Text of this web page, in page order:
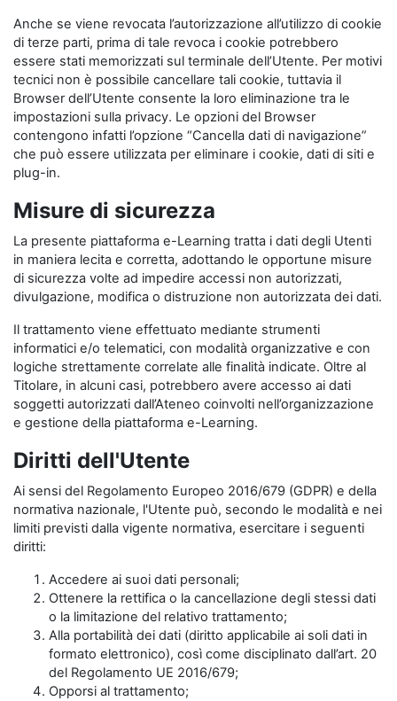
Anche se viene revocata l’autorizzazione all’utilizzo di cookie
di terze parti, prima di tale revoca i cookie potrebbero
essere stati memorizzati sul terminale dell’Utente. Per motivi
tecnici non è possibile cancellare tali cookie, tuttavia il
Browser dell’Utente consente la loro eliminazione tra le
impostazioni sulla privacy. Le opzioni del Browser
contengono infatti l’opzione “Cancella dati di navigazione”
che può essere utilizzata per eliminare i cookie, dati di siti e
plug-in.
Misure di sicurezza
La presente piattaforma e-Learning tratta i dati degli Utenti
in maniera lecita e corretta, adottando le opportune misure
di sicurezza volte ad impedire accessi non autorizzati,
divulgazione, modifica o distruzione non autorizzata dei dati.
Il trattamento viene effettuato mediante strumenti
informatici e/o telematici, con modalità organizzative e con
logiche strettamente correlate alle finalità indicate. Oltre al
Titolare, in alcuni casi, potrebbero avere accesso ai dati
soggetti autorizzati dall’Ateneo coinvolti nell’organizzazione
e gestione della piattaforma e-Learning.
Diritti dell'Utente
Ai sensi del Regolamento Europeo 2016/679 (GDPR) e della
normativa nazionale, l'Utente può, secondo le modalità e nei
limiti previsti dalla vigente normativa, esercitare i seguenti
diritti:
Accedere ai suoi dati personali;
Ottenere la rettifica o la cancellazione degli stessi dati
o la limitazione del relativo trattamento;
Alla portabilità dei dati (diritto applicabile ai soli dati in
formato elettronico), così come disciplinato dall’art. 20
del Regolamento UE 2016/679;
Opporsi al trattamento;